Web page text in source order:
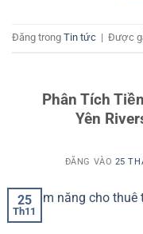
Đăng trong Tin tức | Được
Phân Tích
Yên
ĐĂNG VÀO 25
25
Th11